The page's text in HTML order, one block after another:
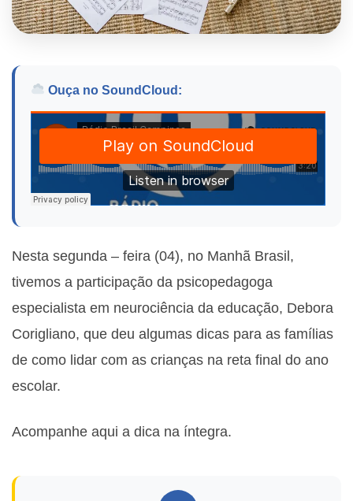
Ouça no SoundCloud:
Nesta segunda – feira (04), no Manhã Brasil,
tivemos a participação da psicopedagoga
especialista em neurociência da educação, Debora
Corigliano, que deu algumas dicas para as famílias
de como lidar com as crianças na reta final do ano
escolar.
Acompanhe aqui a dica na íntegra.